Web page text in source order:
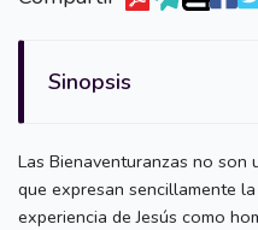
Sinopsis
Las Bienaventuranzas no son
que expresan sencillamente
experiencia de Jesús como